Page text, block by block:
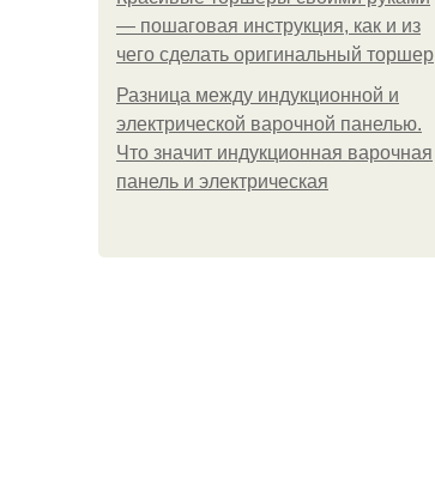
— пошаговая инструкция, как и из
чего сделать оригинальный торшер
Разница между индукционной и
электрической варочной панелью.
Что значит индукционная варочная
панель и электрическая